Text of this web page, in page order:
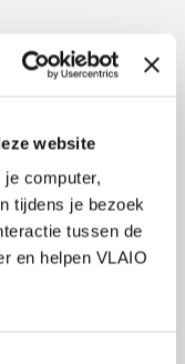
website
computer,
tijdens je bezoek
tussen de
en helpen VLAIO
én
niet zomaar
resultaat van zorg,
circulaire transitie
maar ook ruimte
ondersteuning.